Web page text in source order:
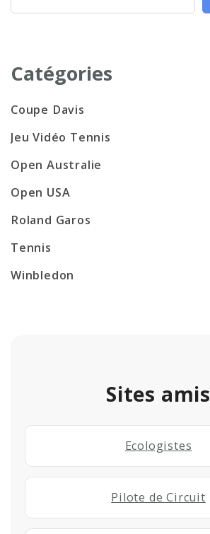
Catégories
Coupe Davis
Jeu Vidéo Tennis
Open Australie
Open USA
Roland Garos
Tennis
Winbledon
Sites amis
Ecologistes
Pilote de Circuit